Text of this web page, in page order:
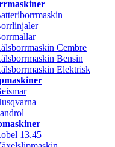
Cembre
Bensin
Elektrisk
13.45